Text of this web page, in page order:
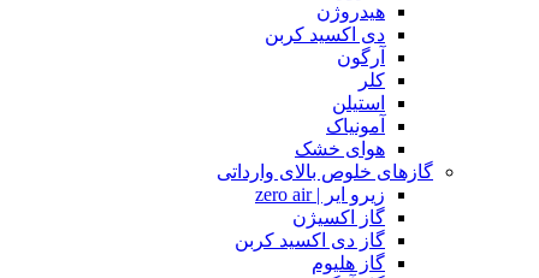
هیدروژن
دی اکسید کربن
آرگون
کلر
استیلن
آمونیاک
هوای خشک
گازهای خلوص بالای وارداتی
زیرو ایر | zero air
گاز اکسیژن
گاز دی اکسید کربن
گاز هلیوم